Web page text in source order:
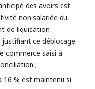
des avoirs est
non salariée du
de liquidation
ce déblocage
commerce saisi à
;
% est maintenu si